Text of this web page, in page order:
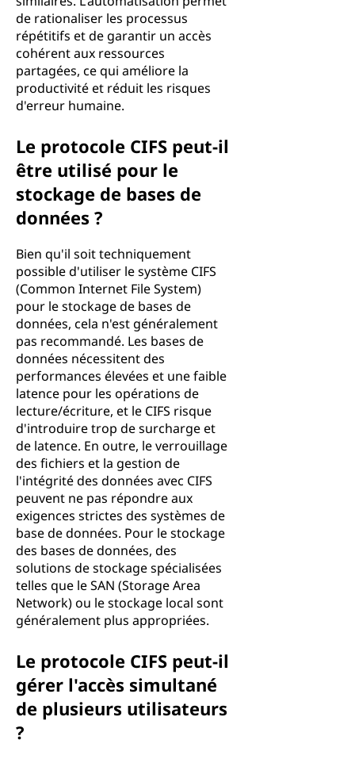
de rationaliser les processus
répétitifs et de garantir un accès
cohérent aux ressources
partagées, ce qui améliore la
productivité et réduit les risques
d'erreur humaine.
Le protocole CIFS peut-il
être utilisé pour le
stockage de bases de
données ?
Bien qu'il soit techniquement
possible d'utiliser le système CIFS
(Common Internet File System)
pour le stockage de bases de
données, cela n'est généralement
pas recommandé. Les bases de
données nécessitent des
performances élevées et une faible
latence pour les opérations de
lecture/écriture, et le CIFS risque
d'introduire trop de surcharge et
de latence. En outre, le verrouillage
des fichiers et la gestion de
l'intégrité des données avec CIFS
peuvent ne pas répondre aux
exigences strictes des systèmes de
base de données. Pour le stockage
des bases de données, des
solutions de stockage spécialisées
telles que le SAN (Storage Area
Network) ou le stockage local sont
généralement plus appropriées.
Le protocole CIFS peut-il
gérer l'accès simultané
de plusieurs utilisateurs
?